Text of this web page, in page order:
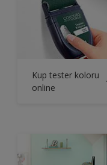
Kup tester koloru
online